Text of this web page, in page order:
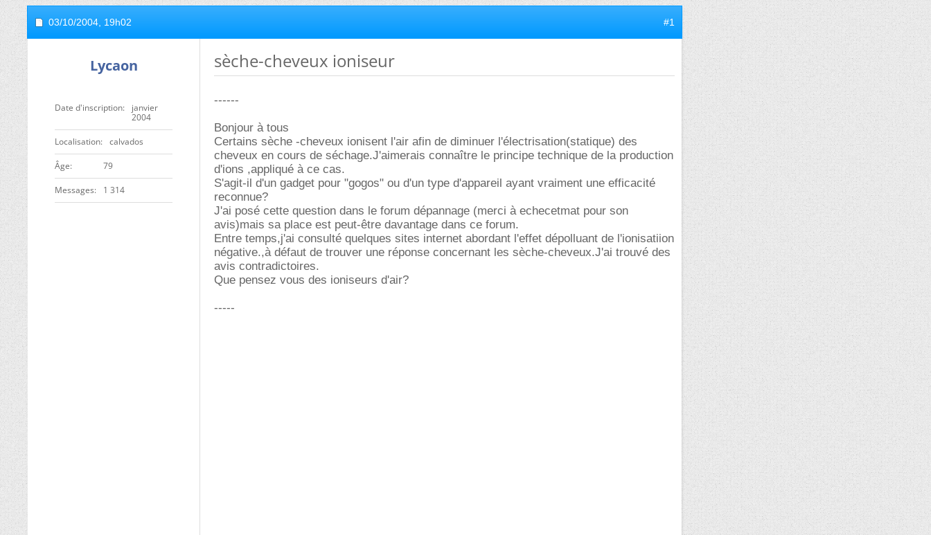
03/10/2004, 19h02 #1
Lycaon
Date d'inscription
janvier
2004
Localisation calvados
ge 79
Messages 1 314
sèche-cheveux ioniseur
------
Bonjour à tous
Certains sèche -cheveux ionisent l'air afin de diminuer l'électrisation(statique) des
cheveux en cours de séchage.J'aimerais connaître le principe technique de la production
d'ions ,appliqué à ce cas.
S'agit-il d'un gadget pour "gogos" ou d'un type d'appareil ayant vraiment une efficacité
reconnue?
J'ai posé cette question dans le forum dépannage (merci à echecetmat pour son
avis)mais sa place est peut-être davantage dans ce forum.
Entre temps,j'ai consulté quelques sites internet abordant l'effet dépolluant de l'ionisatiion
négative.,à défaut de trouver une réponse concernant les sèche-cheveux.J'ai trouvé des
avis contradictoires.
Que pensez vous des ioniseurs d'air?
-----